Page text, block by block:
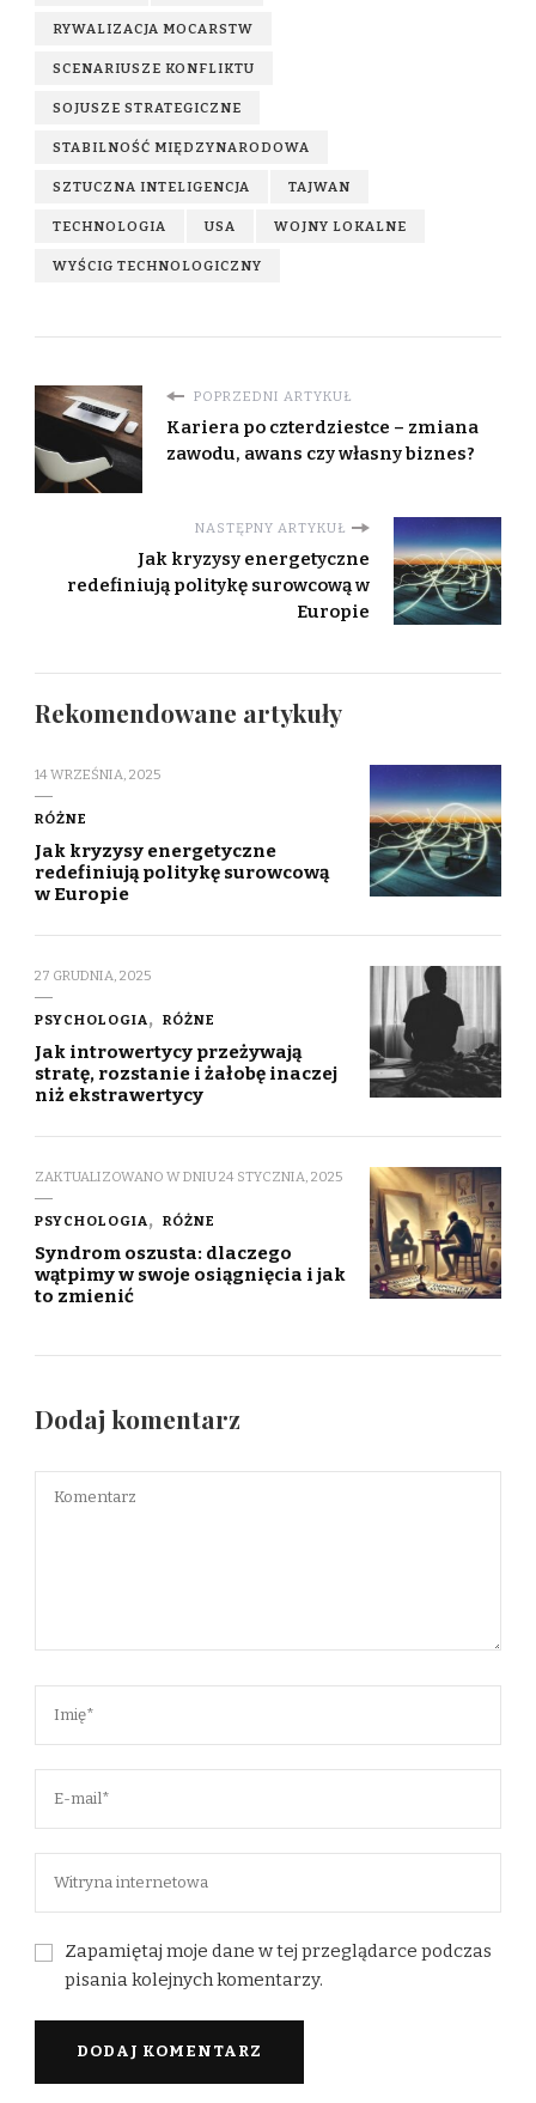
RYWALIZACJA MOCARSTW
SCENARIUSZE KONFLIKTU
SOJUSZE STRATEGICZNE
STABILNOŚĆ MIĘDZYNARODOWA
SZTUCZNA INTELIGENCJA TAJWAN
TECHNOLOGIA USA WOJNY LOKALNE
WYŚCIG TECHNOLOGICZNY
POPRZEDNI ARTYKUŁ
Kariera po czterdziestce – zmiana
zawodu, awans czy własny biznes?
NASTĘPNY ARTYKUŁ
Jak kryzysy energetyczne
redefiniują politykę surowcową w
Europie
Rekomendowane artykuły
14 WRZEŚNIA, 2025
RÓŻNE
Jak kryzysy energetyczne
redefiniują politykę surowcową
w Europie
27 GRUDNIA, 2025
PSYCHOLOGIA RÓŻNE
Jak introwertycy przeżywają
stratę, rozstanie i żałobę inaczej
niż ekstrawertycy
ZAKTUALIZOWANO W DNIU24 STYCZNIA, 2025
PSYCHOLOGIA RÓŻNE
Syndrom oszusta: dlaczego
wątpimy w swoje osiągnięcia i jak
to zmienić
Dodaj komentarz
Zapamiętaj moje dane w tej przeglądarce podczas
pisania kolejnych komentarzy.